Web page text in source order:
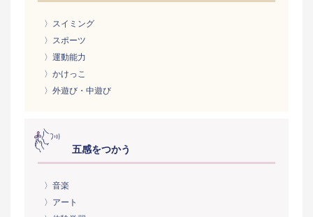
〉スイミング
〉スポーツ
〉運動能力
〉かけっこ
〉外遊び・中遊び
五感をつかう
〉音楽
〉アート